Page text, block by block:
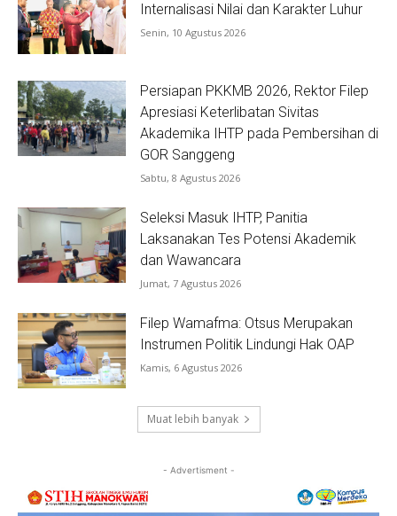
Internalisasi Nilai dan Karakter Luhur
Senin, 10 Agustus 2026
Persiapan PKKMB 2026, Rektor Filep
Apresiasi Keterlibatan Sivitas
Akademika IHTP pada Pembersihan di
GOR Sanggeng
Sabtu, 8 Agustus 2026
Seleksi Masuk IHTP, Panitia
Laksanakan Tes Potensi Akademik
dan Wawancara
Jumat, 7 Agustus 2026
Filep Wamafma: Otsus Merupakan
Instrumen Politik Lindungi Hak OAP
Kamis, 6 Agustus 2026
Muat lebih banyak
- Advertisment -